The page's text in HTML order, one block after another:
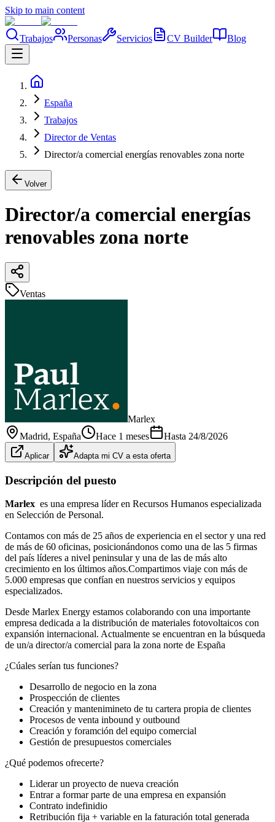
Skip to main content
Trabajos Personas Servicios CV Builder Blog
España
Trabajos
Director de Ventas
Director/a comercial energías renovables zona norte
Volver
Director/a comercial energías
renovables zona norte
Ventas
Marlex
Madrid, España Hace 1 meses Hasta 24/8/2026
Aplicar Adapta mi CV a esta oferta
Descripción del puesto
Marlex es una empresa líder en Recursos Humanos especializada
en Selección de Personal.
Contamos con más de 25 años de experiencia en el sector y una red
de más de 60 oficinas, posicionándonos como una de las 5 firmas
del país líderes a nivel peninsular y una de las de más alto
crecimiento en los últimos años.Compartimos viaje con más de
5.000 empresas que confían en nuestros servicios y equipos
especializados.
Desde Marlex Energy estamos colaborando con una importante
empresa dedicada a la distribución de materiales fotovoltaicos con
expansión internacional. Actualmente se encuentran en la búsqueda
de un/a director/a comercial para la zona norte de España
¿Cúales serían tus funciones?
Desarrollo de negocio en la zona
Prospección de clientes
Creación y mantenimineto de tu cartera propia de clientes
Procesos de venta inbound y outbound
Creación y foramción del equipo comercial
Gestión de presupuestos comerciales
¿Qué podemos ofrecerte?
Liderar un proyecto de nueva creación
Entrar a formar parte de una empresa en expansión
Contrato indefinidio
Retribución fija + variable en la faturación total generada